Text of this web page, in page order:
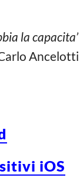
la capacita’
Ancelotti
iOS